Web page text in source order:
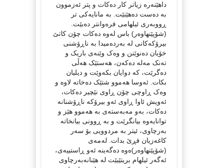
داهێنەرە زیاتر کار دەکات و پتر ئەزموون
بە دەست دەهێنێت. بە مانایەکی تر
ڕووبەری ئیلهامی فرەوانتر دەبێت.
(شۆپێنهاوەر) باس لەوە دەکات چۆن کاتێ
بیرۆکەکانی لە بەردەمیدا بە ناڕۆشنی
خۆیان دەنوێنن و وەک وێنەی باریک و
تەنک مەلە دەکەن، هەستێک هەڵی
دەگرێت، کە دوایان بکەوێت و دیلیان
بکات. ئەوسا هەموو شتێک دەخاتە لاوە و
وەک ڕاوچی چۆن ڕاوی نێچیر دەکات،
ئەویش ئاوا ڕاوی ئەو بیرۆکە ناڕۆشنانە
دەکات، بەو مەبەستەی بە هەموو هێز و
توانایەوە بیانگرێت و بە ڕوونی بیانخاتە
بەرچاوی، ئیتر بە مردوویی بۆ سەر
کاغەزیان فڕێ بدات. لەمەی
(شۆپێنهاوەر)ەوە دەگەینە ئەو ڕاستییەی،
ئەگەر ئیلهام بریتێبێت لە هێنانەبەرچاوی